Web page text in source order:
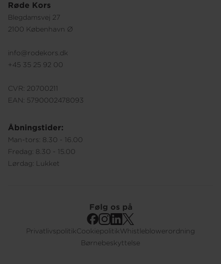
Røde Kors
Blegdamsvej 27
2100 København Ø
info@rodekors.dk
+45 35 25 92 00
CVR: 20700211
EAN: 5790002478093
Åbningstider:
Man-tors: 8.30 - 16.00
Fredag: 8.30 - 15.00
Lørdag: Lukket
PrivatlivspolitikCookiepolitikWhistleblowerordning
Børnebeskyttelse
Følg os på